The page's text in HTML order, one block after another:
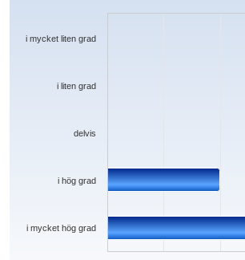
The chart has 1 X axis displaying categories.
i mycket hög grad
i hög grad
delvis
i liten grad
i mycket liten grad